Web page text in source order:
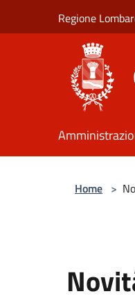
Regione
Home >